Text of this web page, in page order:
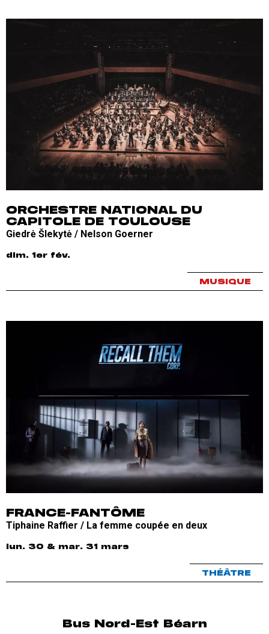
ORCHESTRE NATIONAL DU
CAPITOLE DE TOULOUSE
Giedrė Šlekytė / Nelson Goerner
MUSIQUE
dim. 1er fév.
FRANCE-FANTÔME
Tiphaine Raffier / La femme coupée en deux
THÉÂTRE
lun. 30 & mar. 31 mars
Bus Nord-Est Béarn